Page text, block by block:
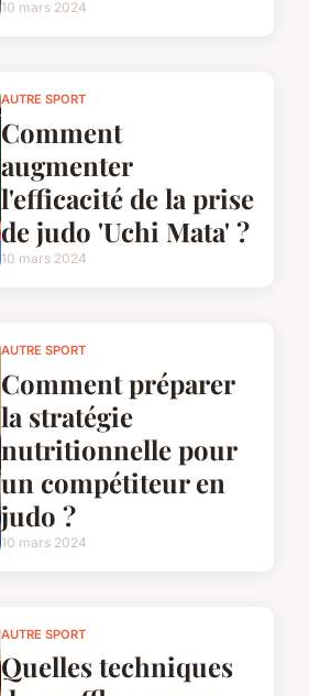
10 mars 2024
AUTRE SPORT
Comment
augmenter
l'efficacité de la prise
de judo 'Uchi Mata' ?
10 mars 2024
AUTRE SPORT
Comment préparer
la stratégie
nutritionnelle pour
un compétiteur en
judo ?
10 mars 2024
AUTRE SPORT
Quelles techniques